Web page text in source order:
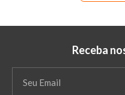
Receba